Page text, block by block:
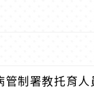
管制署教托育